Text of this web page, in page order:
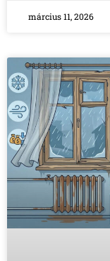
március 11, 2026